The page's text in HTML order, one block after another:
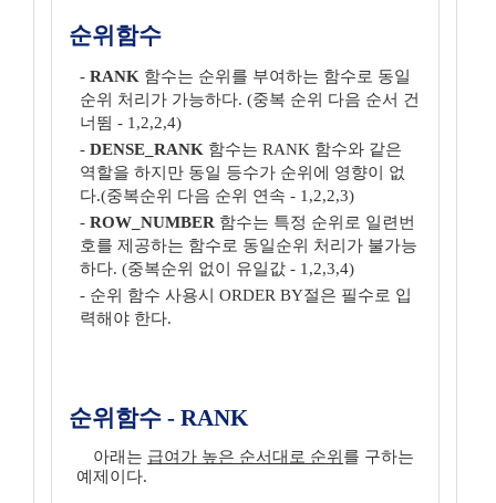
순위함수
- RANK 함수는 순위를 부여하는 함수로 동일
순위 처리가 가능하다. (중복 순위 다음 순서 건
너뜀 - 1,2,2,4)
- DENSE_RANK 함수는 RANK 함수와 같은
역할을 하지만 동일 등수가 순위에 영향이 없
다.(중복순위 다음 순위 연속 - 1,2,2,3)
- ROW_NUMBER 함수는 특정 순위로 일련번
호를 제공하는 함수로 동일순위 처리가 불가능
하다. (중복순위 없이 유일값 - 1,2,3,4)
- 순위 함수 사용시 ORDER BY절은 필수로 입
력해야 한다.
순위함수 - RANK
아래는 급여가 높은 순서대로 순위 를 구하는
예제이다.